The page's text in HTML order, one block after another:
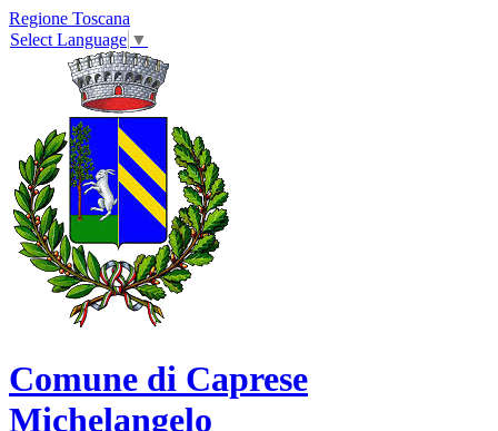
Regione Toscana
Select Language ▼
Comune di Caprese
Michelangelo